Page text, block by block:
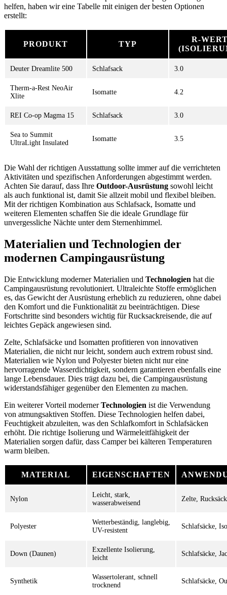
helfen, haben wir eine Tabelle mit einigen der besten Optionen
erstellt:
PRODUKT TYP
R-
Deuter Dreamlite 500 Schlafsack 3.0
Therm-a-Rest NeoAir
Xlite
Isomatte 4.2
REI Co-op Magma 15 Schlafsack 3.0
Sea to Summit
UltraLight Insulated
Isomatte 3.5
Die Wahl der richtigen Ausstattung sollte immer auf die verrichteten
Aktivitäten und spezifischen Anforderungen abgestimmt werden.
Achten Sie darauf, dass Ihre Outdoor-Ausrüstung sowohl leicht
als auch funktional ist, damit Sie allzeit mobil und flexibel bleiben.
Mit der richtigen Kombination aus Schlafsack, Isomatte und
weiteren Elementen schaffen Sie die ideale Grundlage für
unvergessliche Nächte unter dem Sternenhimmel.
Materialien und Technologien der
modernen Campingausrüstung
Die Entwicklung moderner Materialien und Technologien hat die
Campingausrüstung revolutioniert. Ultraleichte Stoffe ermöglichen
es, das Gewicht der Ausrüstung erheblich zu reduzieren, ohne dabei
den Komfort und die Funktionalität zu beeinträchtigen. Diese
Fortschritte sind besonders wichtig für Rucksackreisende, die auf
leichtes Gepäck angewiesen sind.
Zelte, Schlafsäcke und Isomatten profitieren von innovativen
Materialien, die nicht nur leicht, sondern auch extrem robust sind.
Materialien wie Nylon und Polyester bieten nicht nur eine
hervorragende Wasserdichtigkeit, sondern garantieren ebenfalls eine
lange Lebensdauer. Dies trägt dazu bei, die Campingausrüstung
widerstandsfähiger gegenüber den Elementen zu machen.
Ein weiterer Vorteil modernerTechnologien ist die Verwendung
von atmungsaktiven Stoffen. Diese Technologien helfen dabei,
Feuchtigkeit abzuleiten, was den Schlafkomfort in Schlafsäcken
erhöht. Die richtige Isolierung und Wärmeleitfähigkeit der
Materialien sorgen dafür, dass Camper bei kälteren Temperaturen
warm bleiben.
MATERIAL EIGENSCHAFTEN
Nylon
Leicht, stark,
wasserabweisend
Zelte,
Polyester
Wetterbeständig, langlebig,
UV-resistent
Schlafsäcke,
Down (Daunen)
Exzellente Isolierung,
leicht
Schlafsäcke,
Synthetik
Wassertolerant, schnell
trocknend
Schlafsäcke,